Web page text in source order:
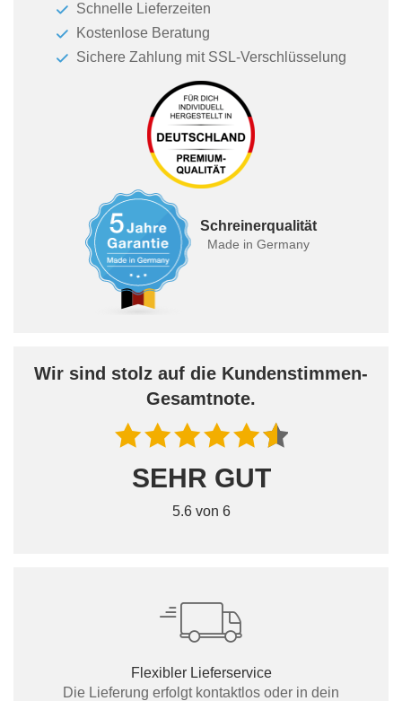
Schnelle Lieferzeiten
Kostenlose Beratung
Sichere Zahlung mit SSL-Verschlüsselung
Schreinerqualität
Made in Germany
Wir sind stolz auf die Kundenstimmen-
Gesamtnote.
SEHR GUT
5.6 von 6
Flexibler Lieferservice
Die Lieferung erfolgt kontaktlos oder in dein